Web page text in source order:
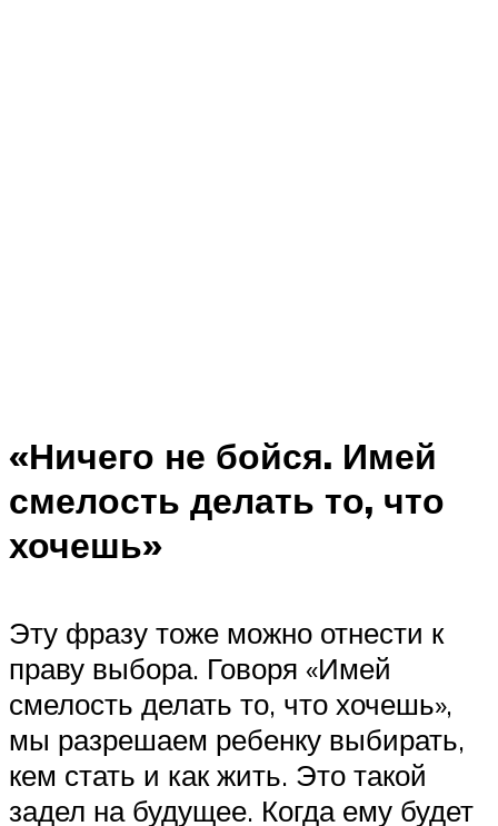
«Ничего не бойся. Имей
смелость делать то, что
хочешь»
Эту фразу тоже можно отнести к
праву выбора. Говоря «Имей
смелость делать то, что хочешь»,
мы разрешаем ребенку выбирать,
кем стать и как жить. Это такой
задел на будущее. Когда ему будет